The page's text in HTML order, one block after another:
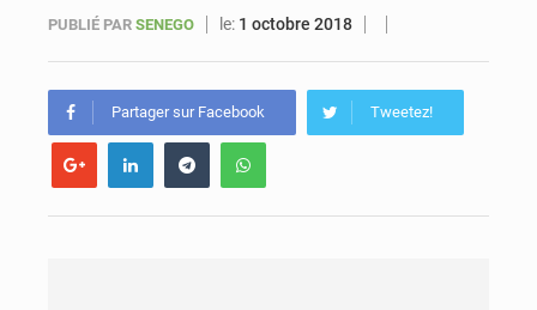
PUBLIÉ PAR SENEGO le: 1 octobre 2018
Partager sur Facebook Tweetez!